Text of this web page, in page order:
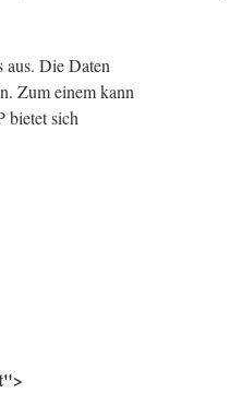
Die Daten
Zum einem kann
bietet sich